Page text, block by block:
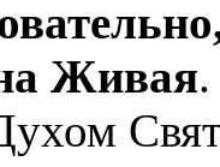
Живая